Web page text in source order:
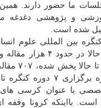
جلسات ما حضور دارند.
آموزشی و پژوهشی
شده است.
بین المللی علوم
تولیدات علمی ما تا حالا
است؛ اما آن
با عنوان کرسی های
بااینکه کرونا وقفه